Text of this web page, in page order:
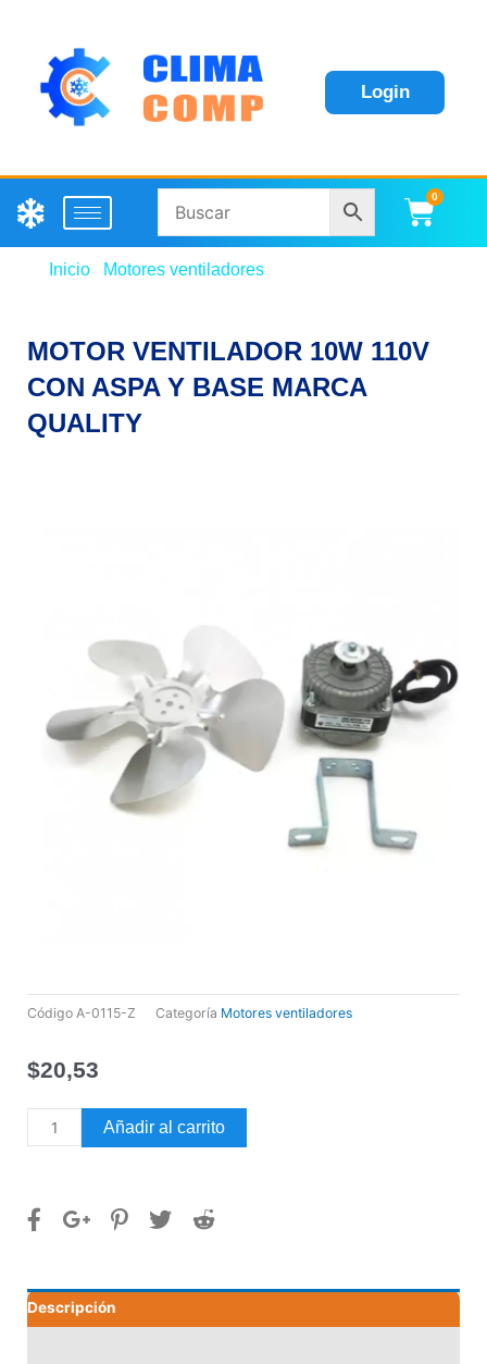
Login
0
Inicio Motores ventiladores
MOTOR VENTILADOR 10W 110V
CON ASPA Y BASE MARCA
QUALITY
Código A-0115-Z Categoría Motores ventiladores
$20,53
MOTOR
VENTILADOR
CON
BASE
MARCA
Añadir al carrito
Descripción